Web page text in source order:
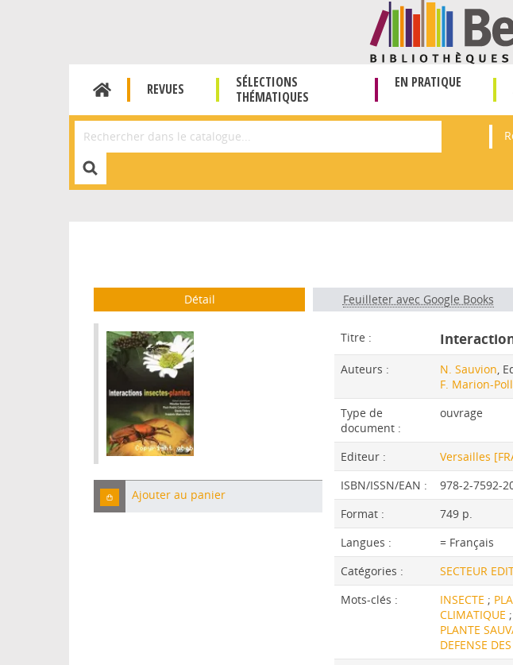
REVUES
SÉLECTIONS
THÉMATIQUES
EN PRATIQUE
Affiner la Recherche
Détail Feuilleter avec Google Books
Ajouter au panier
Titre :
Auteurs : N. Sauvion,
F. Marion-Poll
Type de
document :
ouvrage
Editeur : Versailles
ISBN/ISSN/EAN :
978-2-7592-
Format :
749 p.
Langues :
= Français
Catégories :
SECTEUR
Mots-clés :
INSECTE ;
CLIMATIQUE
PLANTE
DEFENSE